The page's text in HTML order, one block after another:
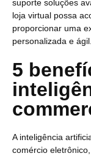
suporte soluções
loja virtual possa
proporcionar uma
personalizada e ágil.
5
A inteligência
comércio